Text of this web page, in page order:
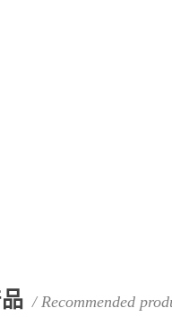
/ Recommended